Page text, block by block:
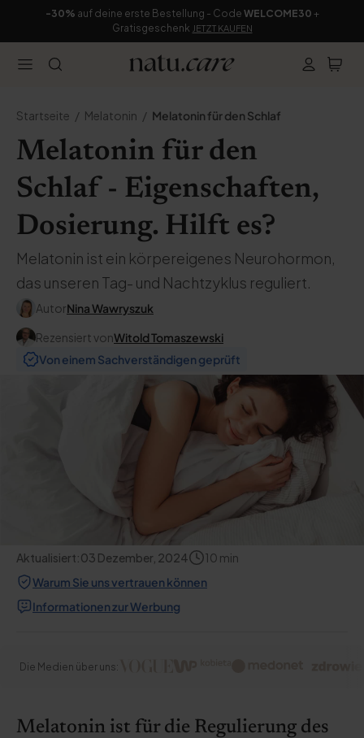
-30% auf deine erste Bestellung - Code WELCOME30 +
Gratisgeschenk JETZT KAUFEN
Startseite Melatonin Melatonin für den Schlaf
Melatonin für den
Schlaf - Eigenschaften,
Dosierung. Hilft es?
Melatonin ist ein körpereigenes Neurohormon,
das unseren Tag- und Nachtzyklus reguliert.
AutorNina Wawryszuk
Rezensiert vonWitold Tomaszewski
Von einem Sachverständigen geprüft
Aktualisiert:03 Dezember, 2024 10 min
Warum Sie uns vertrauen können
Informationen zur Werbung
Die Medien über uns:
Melatonin ist für die Regulierung des